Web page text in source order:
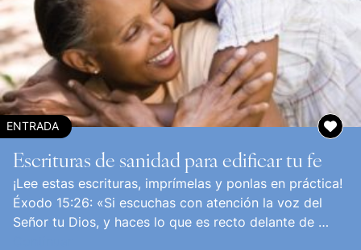
ENTRADA
Escrituras de sanidad para edificar tu fe
¡Lee estas escrituras, imprímelas y ponlas en práctica!
Éxodo 15:26: «Si escuchas con atención la voz del
Señor tu Dios, y haces lo que es recto delante de …